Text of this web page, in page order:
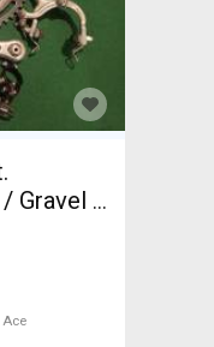
Gravel /
Dura